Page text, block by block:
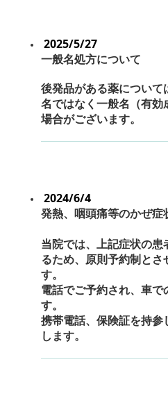
2025/5/27
一般名処方について
後発品がある薬につい
名ではなく一般名（有
場合がございます。
2024/6/4
発熱、咽頭痛等のかぜ
当院では、上記症状の
るため、原則予約制とさ
す。
電話でご予約され、車
す。
携帯電話、保険証を持
します。